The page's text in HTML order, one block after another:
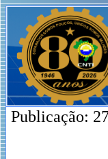
Publicação: